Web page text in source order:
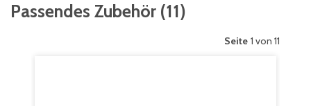
Passendes Zubehör (11)
Seite 1 von 11